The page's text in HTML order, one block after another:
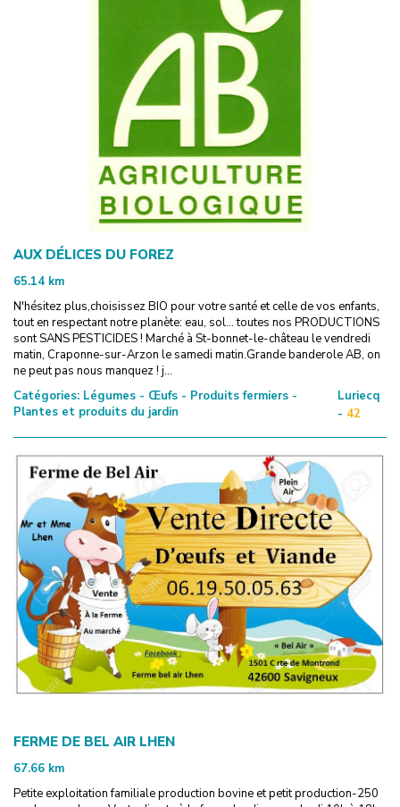
AUX DÉLICES DU FOREZ
65.14 km
N'hésitez plus,choisissez BIO pour votre santé et celle de vos enfants,
tout en respectant notre planète: eau, sol... toutes nos PRODUCTIONS
sont SANS PESTICIDES ! Marché à St-bonnet-le-château le vendredi
matin, Craponne-sur-Arzon le samedi matin.Grande banderole AB, on
ne peut pas nous manquez ! j...
Catégories: Légumes - Œufs - Produits fermiers -
Plantes et produits du jardin
Luriecq
- 42
FERME DE BEL AIR LHEN
67.66 km
Petite exploitation familiale production bovine et petit production-250